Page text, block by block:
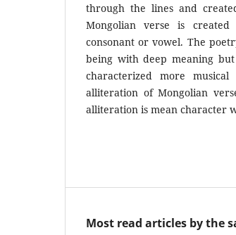
through the lines and
Mongolian verse is
consonant or vowel. The
being with deep meaning
characterized more
alliteration of Mongolian
alliteration is mean character
Most read articles by the